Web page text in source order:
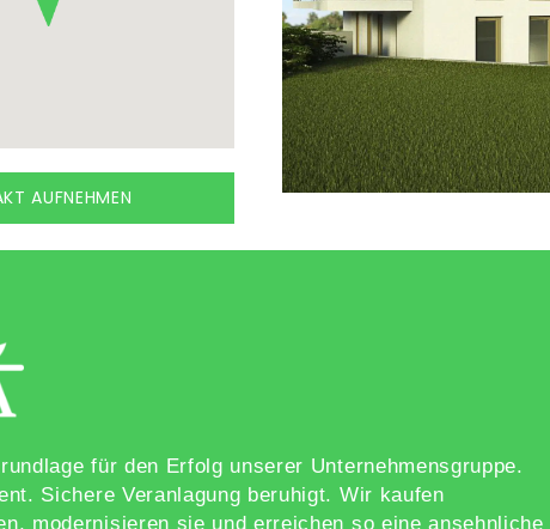
AUFNEHMEN
für den Erfolg unserer Unternehmensgruppe.
Sichere Veranlagung beruhigt. Wir kaufen
modernisieren sie und erreichen so eine ansehnliche